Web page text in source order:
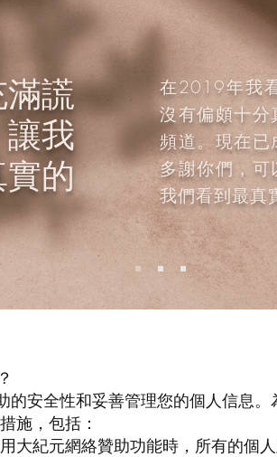
謊
我
的
在2019年我
沒有偏頗十分
頻道。現在已
多謝你們，可
我們看到最真
的安全性和妥善管理您的個人信息
施，包括：
大紀元網絡贊助功能時，所有的個